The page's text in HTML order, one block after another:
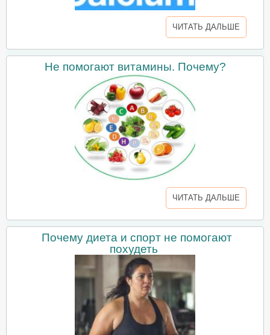
ЧИТАТЬ ДАЛЬШЕ
Не помогают витамины. Почему?
ЧИТАТЬ ДАЛЬШЕ
Почему диета и спорт не помогают
похудеть